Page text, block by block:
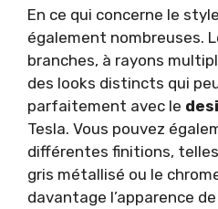
En ce qui concerne le
également nombreuses.
branches, à rayons
des looks distincts qui
parfaitement avec le
Tesla. Vous pouvez
différentes finitions,
gris métallisé ou le
davantage l’apparence